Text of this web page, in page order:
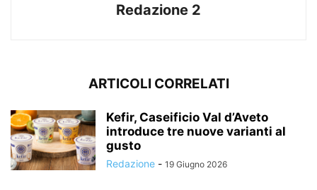
Redazione 2
ARTICOLI CORRELATI
Kefir, Caseificio Val d’Aveto
introduce tre nuove varianti al
gusto
Redazione - 19 Giugno 2026